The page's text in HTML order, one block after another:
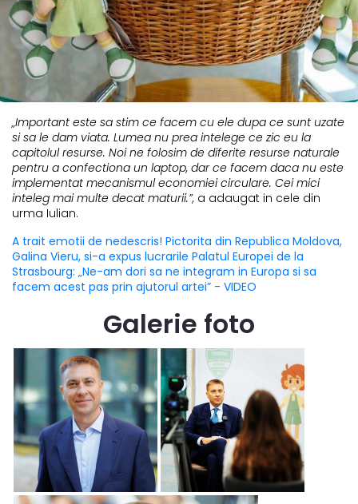
„Important este sa stim ce facem cu ele dupa ce sunt uzate
si sa le dam viata. Lumea nu prea intelege ce zic eu la
capitolul resurse. Noi ne folosim de diferite resurse naturale
pentru a confectiona un laptop, dar ce facem daca nu este
implementat mecanismul economiei circulare. Cei mici
inteleg mai multe decat maturii.”, a adaugat in cele din
urma Iulian.
A trait emotii de nedescris! Pictorita din Republica Moldova,
Galina Vieru, si-a expus lucrarile Palatul Europei de la
Strasbourg: „Ne-am dori sa ne integram in Europa si sa
facem acest pas prin ajutorul artei” - VIDEO
Galerie foto